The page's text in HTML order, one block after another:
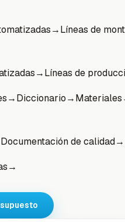
→Líneas de
→Líneas de
→Diccionario→Materiales
Documentación de calidad→
→